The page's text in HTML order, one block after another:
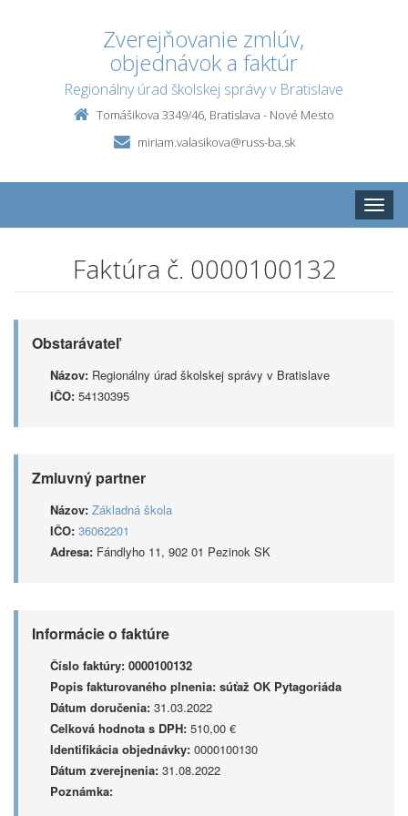
Zverejňovanie zmlúv,
objednávok a faktúr
Regionálny úrad školskej správy v Bratislave
Tomášikova 3349/46, Bratislava - Nové Mesto
miriam.valasikova@russ-ba.sk
Toggle
Faktúra č. 0000100132
Obstarávateľ
Názov: Regionálny úrad školskej správy v Bratislave
IČO: 54130395
Zmluvný partner
Názov: Základná škola
IČO: 36062201
Adresa: Fándlyho 11, 902 01 Pezinok SK
Informácie o faktúre
Číslo faktúry: 0000100132
Popis fakturovaného plnenia: súťaž OK Pytagoriáda
Dátum doručenia: 31.03.2022
Celková hodnota s DPH: 510,00 €
Identifikácia objednávky: 0000100130
Dátum zverejnenia: 31.08.2022
Poznámka: